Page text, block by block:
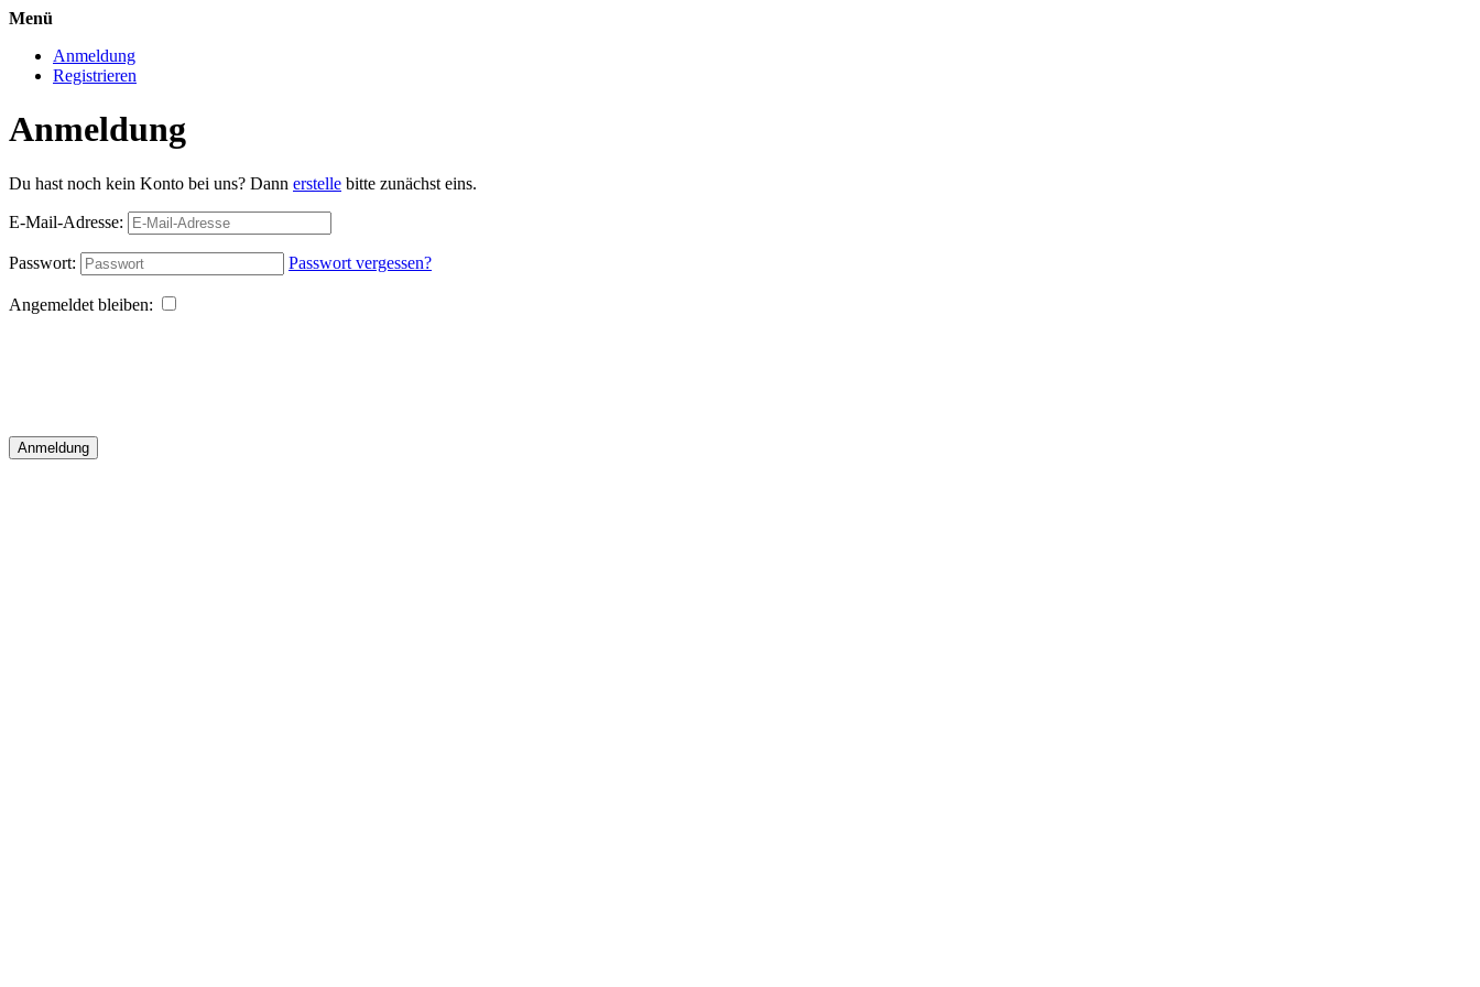
Menü
Anmeldung
Registrieren
Anmeldung
Du hast noch kein Konto bei uns? Dann erstelle bitte zunächst eins.
E-Mail-Adresse:
Passwort: Passwort vergessen?
Angemeldet bleiben:
Anmeldung